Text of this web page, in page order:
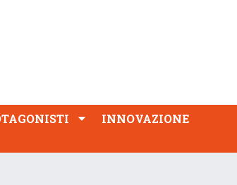
INNOVAZIONE